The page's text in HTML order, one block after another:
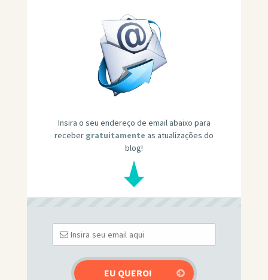
Insira o seu endereço de email abaixo para
receber gratuitamente as atualizações do
blog!